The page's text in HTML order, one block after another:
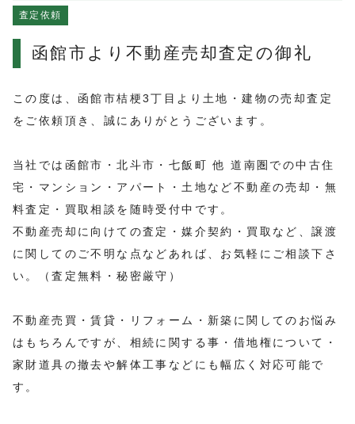
お知らせ
プライバシーポリシー
査定依頼
函館市より不動産売却査定の御礼
この度は、函館市桔梗3丁目より土地・建物の売却査定
をご依頼頂き、誠にありがとうございます。
当社では函館市・北斗市・七飯町 他 道南圏での中古住
宅・マンション・アパート・土地など不動産の売却・無
料査定・買取相談を随時受付中です。
不動産売却に向けての査定・媒介契約・買取など、譲渡
に関してのご不明な点などあれば、お気軽にご相談下さ
い。（査定無料・秘密厳守）
不動産売買・賃貸・リフォーム・新築に関してのお悩み
はもちろんですが、相続に関する事・借地権について・
家財道具の撤去や解体工事などにも幅広く対応可能で
す。